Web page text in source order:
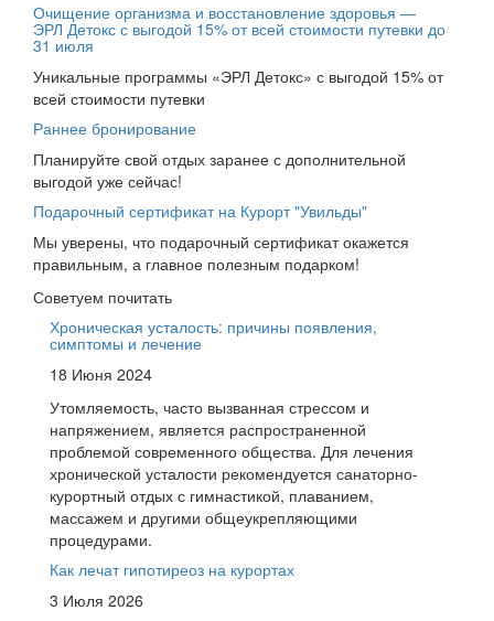
Очищение организма и восстановление здоровья —
ЭРЛ Детокс с выгодой 15% от всей стоимости путевки до
31 июля
Уникальные программы «ЭРЛ Детокс» с выгодой 15% от
всей стоимости путевки
Раннее бронирование
Планируйте свой отдых заранее с дополнительной
выгодой уже сейчас!
Подарочный сертификат на Курорт "Увильды"
Мы уверены, что подарочный сертификат окажется
правильным, а главное полезным подарком!
Советуем почитать
Хроническая усталость: причины появления,
симптомы и лечение
18 Июня 2024
Утомляемость, часто вызванная стрессом и
напряжением, является распространенной
проблемой современного общества. Для лечения
хронической усталости рекомендуется санаторно-
курортный отдых с гимнастикой, плаванием,
массажем и другими общеукрепляющими
процедурами.
Как лечат гипотиреоз на курортах
3 Июля 2026